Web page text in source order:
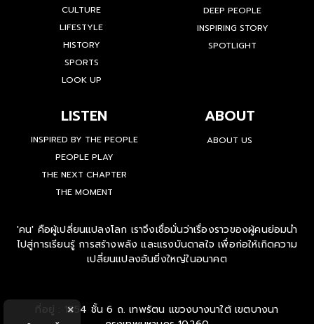
CULTURE
LIFESTYLE
HISTORY
SPORTS
LOOK UP
DEEP PEOPLE
INSPIRING STORY
SPOTLIGHT
LISTEN
INSPIRED BY THE PEOPLE
PEOPLE PLAY
THE NEXT CHAPTER
THE MOMENT
ABOUT
ABOUT US
'คน' คือผู้เปลี่ยนแปลงโลก เราจึงเชื่อมั่นว่าเรื่องราวของผู้คนย่อมนำ
ไปสู่การเรียนรู้ การสร้างพลัง และแรงบันดาลใจ เพื่อก่อให้เกิดความ
เปลี่ยนแปลงอันยิ่งใหญ่ในอนาคต
ที่อยู่ : 1854 ชั้น 6 ถ. เทพรัตน แขวงบางนาใต้ เขตบางนา
×